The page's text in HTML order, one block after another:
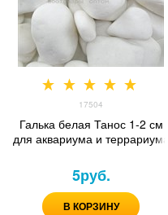
17504
Галька белая Танос 1-2 см
для аквариума и террариума
5руб.
В КОРЗИНУ